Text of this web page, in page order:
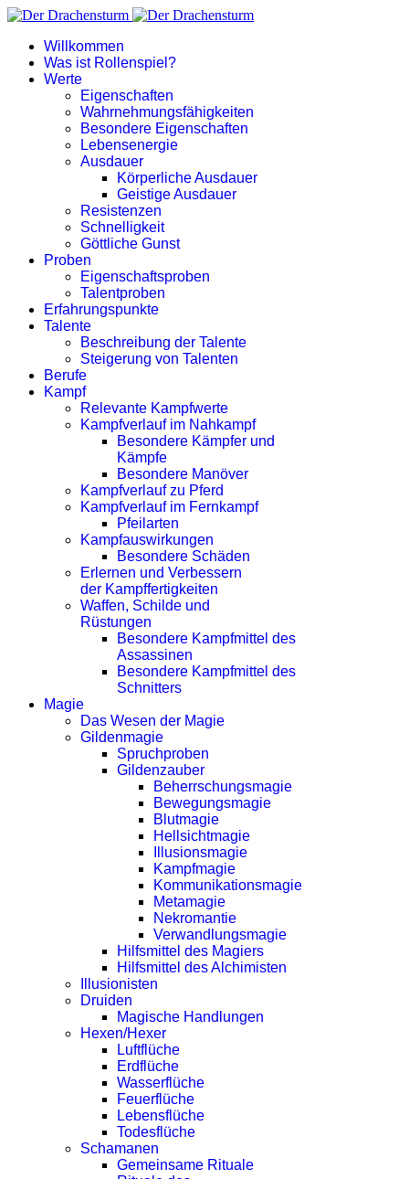
Willkommen
Was ist Rollenspiel?
Werte
Eigenschaften
Wahrnehmungsfähigkeiten
Besondere Eigenschaften
Lebensenergie
Ausdauer
Körperliche Ausdauer
Geistige Ausdauer
Resistenzen
Schnelligkeit
Göttliche Gunst
Proben
Eigenschaftsproben
Talentproben
Erfahrungspunkte
Talente
Beschreibung der Talente
Steigerung von Talenten
Berufe
Kampf
Relevante Kampfwerte
Kampfverlauf im Nahkampf
Besondere Kämpfer und
Kämpfe
Besondere Manöver
Kampfverlauf zu Pferd
Kampfverlauf im Fernkampf
Pfeilarten
Kampfauswirkungen
Besondere Schäden
Erlernen und Verbessern
der Kampffertigkeiten
Waffen, Schilde und
Rüstungen
Besondere Kampfmittel des
Assassinen
Besondere Kampfmittel des
Schnitters
Magie
Das Wesen der Magie
Gildenmagie
Spruchproben
Gildenzauber
Beherrschungsmagie
Bewegungsmagie
Blutmagie
Hellsichtmagie
Illusionsmagie
Kampfmagie
Kommunikationsmagie
Metamagie
Nekromantie
Verwandlungsmagie
Hilfsmittel des Magiers
Hilfsmittel des Alchimisten
Illusionisten
Druiden
Magische Handlungen
Hexen/Hexer
Luftflüche
Erdflüche
Wasserflüche
Feuerflüche
Lebensflüche
Todesflüche
Schamanen
Gemeinsame Rituale